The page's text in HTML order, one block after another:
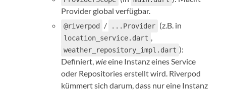
Provider global verfügbar.
@riverpod / ...Provider (z.B. in
location_service.dart ,
weather_repository_impl.dart ):
Definiert,wieeine Instanz eines Service
oder Repositories erstellt wird. Riverpod
kümmert sich darum, dass nur eine Instanz